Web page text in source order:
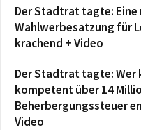
Der Stadtrat tagte: Eine
Wahlwerbesatzung für
krachend + Video
Der Stadtrat tagte: Wer
kompetent über 14
Beherbergungssteuer
Video